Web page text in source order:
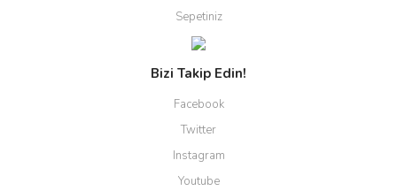
Sepetiniz
Bizi Takip Edin!
Facebook
Twitter
Instagram
Youtube